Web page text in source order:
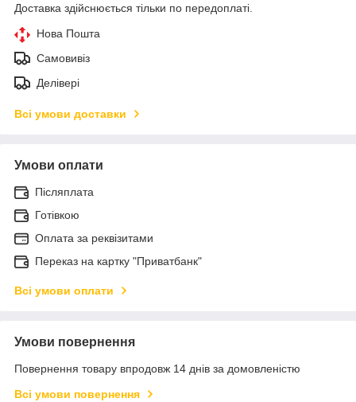
Доставка здійснюється тільки по передоплаті.
Нова Пошта
Самовивіз
Делівері
Всі умови доставки
Умови оплати
Післяплата
Готівкою
Оплата за реквізитами
Переказ на картку "Приватбанк"
Всі умови оплати
Умови повернення
Повернення товару впродовж 14 днів за домовленістю
Всі умови повернення